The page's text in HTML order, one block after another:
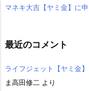
マネキ大吉【ヤミ金】に
最近のコメント
ライフジェット【ヤミ金
ま高田修二 より